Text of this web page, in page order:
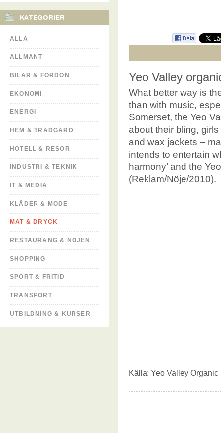
KATEGORIER
ALLA
ALLMÄNT
BILAR & FORDON
EKONOMI
ENERGI
HEM & TRÄDGÅRD
HOTELL & RESOR
INDUSTRI & TEKNIK
IT & MEDIA
KLÄDER & MODE
MAT & DRYCK
RESTAURANG & NÖJEN
SHOPPING
SPORT & FRITID
TRANSPORT
UTBILDNING & KURSER
Yeo Valley
What better way is
than with music,
Somerset, the Yeo
about their bling,
and wax jackets –
intends to entertain
harmony’ and the
(Reklam/Nöje/2010).
Källa: Yeo Valley Organic